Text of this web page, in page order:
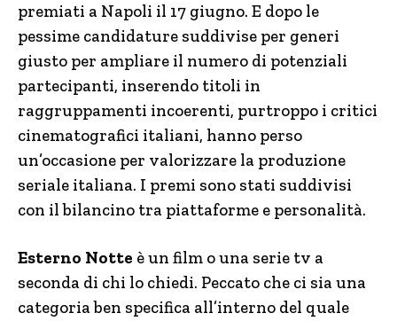
premiati a Napoli il 17 giugno. E dopo le
pessime candidature suddivise per generi
giusto per ampliare il numero di potenziali
partecipanti, inserendo titoli in
raggruppamenti incoerenti, purtroppo i critici
cinematografici italiani, hanno perso
un’occasione per valorizzare la produzione
seriale italiana. I premi sono stati suddivisi
con il bilancino tra piattaforme e personalità.
Esterno Notte è un film o una serie tv a
seconda di chi lo chiedi. Peccato che ci sia una
categoria ben specifica all’interno del quale